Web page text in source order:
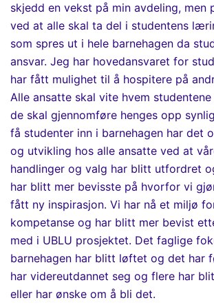
skjedd en vekst på min avdeling, men
ved at alle skal ta del i studentens
som spres ut i hele barnehagen da
ansvar. Jeg har hovedansvaret for
har fått mulighet til å hospitere på
Alle ansatte skal vite hvem
de skal gjennomføre henges opp
få studenter inn i barnehagen har det
og utvikling hos alle ansatte ved at
handlinger og valg har blitt utfordret
har blitt mer bevisste på hvorfor vi
fått ny inspirasjon. Vi har nå et miljø
kompetanse og har blitt mer bevist
med i UBLU prosjektet. Det faglige
barnehagen har blitt løftet og det har
har videreutdannet seg og flere har
eller har ønske om å bli det.